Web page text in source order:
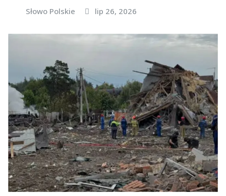
Słowo Polskie lip 26, 2026